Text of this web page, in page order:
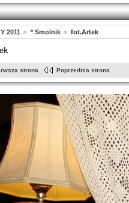
2011 * Smolnik fot.Artek
strona Poprzednia strona